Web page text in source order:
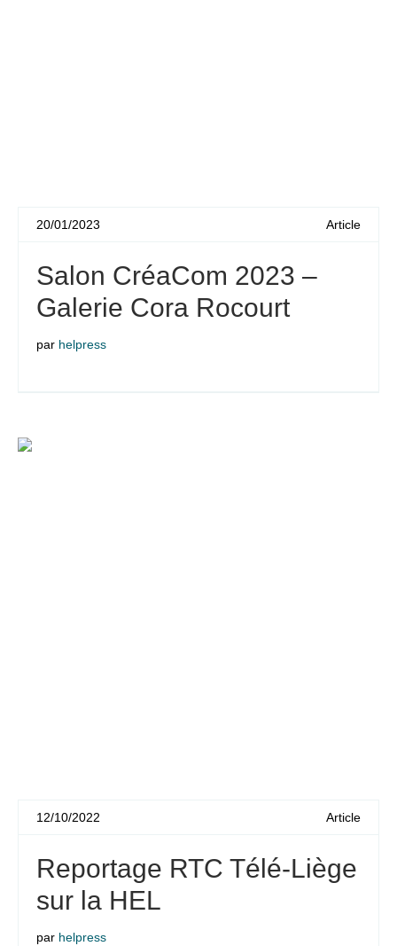
20/01/2023 Article
Salon CréaCom 2023 –
Galerie Cora Rocourt
par helpress
12/10/2022 Article
Reportage RTC Télé-Liège
sur la HEL
par helpress